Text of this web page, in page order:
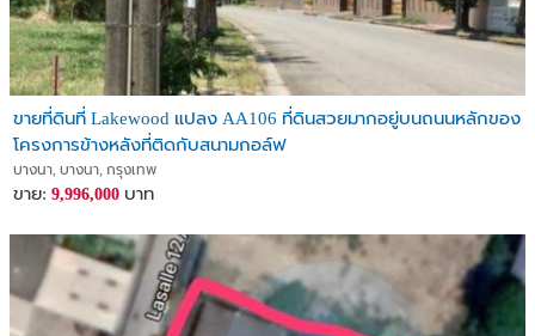
ขายที่ดินที่ Lakewood แปลง AA106 ที่ดินสวยมากอยู่บนถนนหลักของ
โครงการข้างหลังที่ติดกับสนามกอล์ฟ
บางนา, บางนา, กรุงเทพ
ขาย: 9,996,000 บาท